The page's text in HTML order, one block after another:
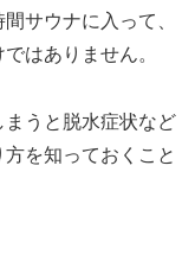
サウナに入って、
はありません。
うと脱水症状など
を知っておくこと